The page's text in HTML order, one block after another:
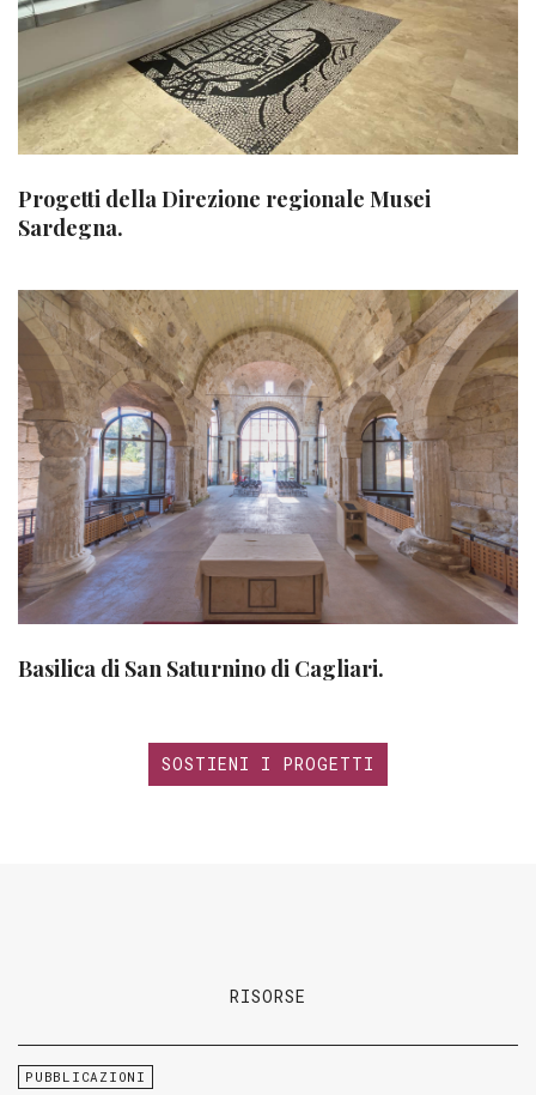
Progetti della Direzione regionale Musei
Sardegna.
Basilica di San Saturnino di Cagliari.
SOSTIENI I PROGETTI
RISORSE
PUBBLICAZIONI